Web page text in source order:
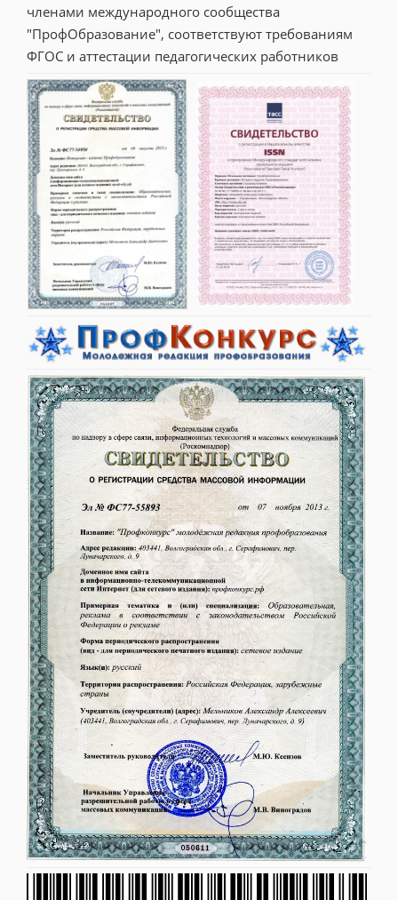
членами международного сообщества
"ПрофОбразование", соответствуют требованиям
ФГОС и аттестации педагогических работников